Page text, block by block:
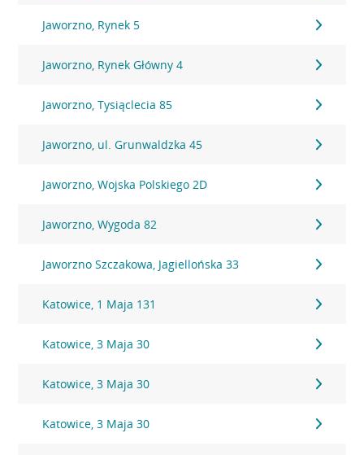
Jaworzno, Rynek 5
Jaworzno, Rynek Główny 4
Jaworzno, Tysiąclecia 85
Jaworzno, ul. Grunwaldzka 45
Jaworzno, Wojska Polskiego 2D
Jaworzno, Wygoda 82
Jaworzno Szczakowa, Jagiellońska 33
Katowice, 1 Maja 131
Katowice, 3 Maja 30
Katowice, 3 Maja 30
Katowice, 3 Maja 30